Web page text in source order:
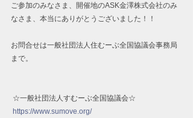
ご参加のみなさま、開催地のASK金澤株式会社のみ
なさま、本当にありがとうございました！！
お問合せは一般社団法人住むーぶ全国協議会事務局
まで。
☆一般社団法人すむーぶ全国協議会☆
https://www.sumove.org/